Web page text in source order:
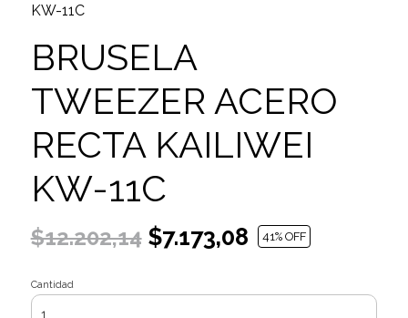
KW-11C
BRUSELA
TWEEZER ACERO
RECTA KAILIWEI
KW-11C
$12.202,14$7.173,08 41% OFF
Cantidad